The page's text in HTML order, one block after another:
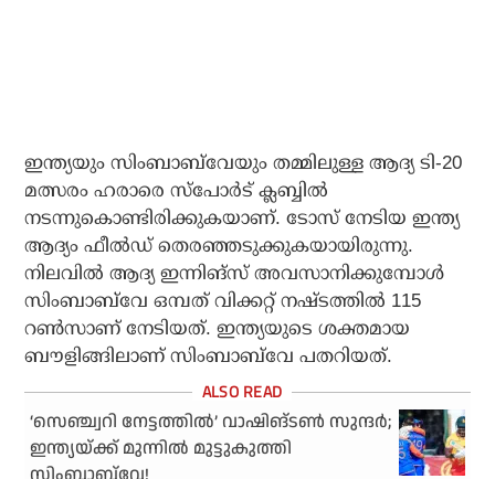
ഇന്ത്യയും സിംബാബ്‌വേയും തമ്മിലുള്ള ആദ്യ ടി-20
മത്സരം ഹരാരെ സ്‌പോര്‍ട് ക്ലബ്ബില്‍
നടന്നുകൊണ്ടിരിക്കുകയാണ്. ടോസ് നേടിയ ഇന്ത്യ
ആദ്യം ഫീല്‍ഡ് തെരഞ്ഞടുക്കുകയായിരുന്നു.
നിലവില്‍ ആദ്യ ഇന്നിങ്‌സ് അവസാനിക്കുമ്പോള്‍
സിംബാബ്‌വേ ഒമ്പത് വിക്കറ്റ് നഷ്ടത്തില്‍ 115
റണ്‍സാണ് നേടിയത്. ഇന്ത്യയുടെ ശക്തമായ
ബൗളിങ്ങിലാണ് സിംബാബ്‌വേ പതറിയത്.
‘സെഞ്ച്വറി നേട്ടത്തില്‍’ വാഷിങ്ടണ്‍ സുന്ദര്‍;
ഇന്ത്യയ്ക്ക് മുന്നില്‍ മുട്ടുകുത്തി